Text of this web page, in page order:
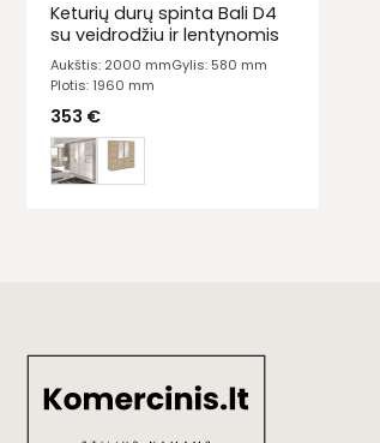
Keturių durų spinta Bali D4
su veidrodžiu ir lentynomis
Aukštis: 2000 mmGylis: 580 mm
Plotis: 1960 mm
353 €